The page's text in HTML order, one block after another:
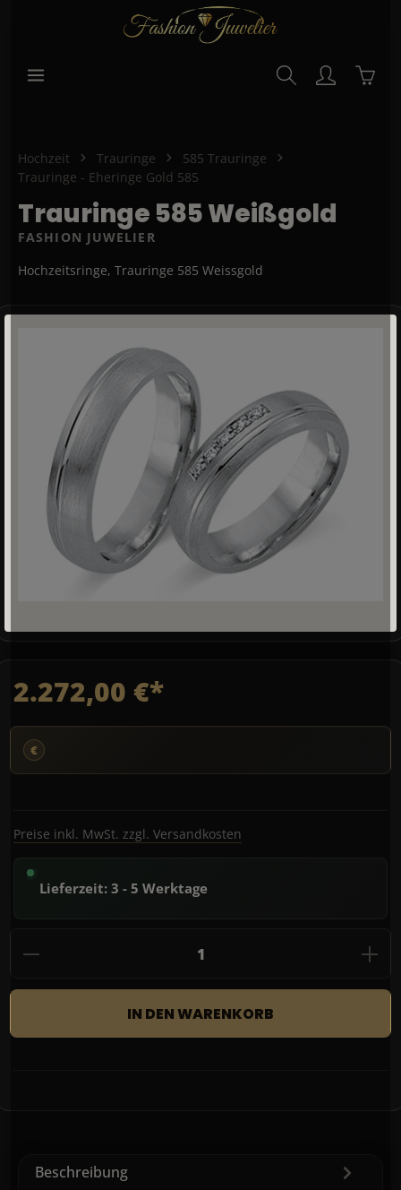
Hochzeit Trauringe
585 Trauringe
Trauringe - Eheringe Gold 585
Trauringe 585 Weißgold
FASHION JUWELIER
Hochzeitsringe, Trauringe 585 Weissgold
Bildergalerie überspringen
2.272,00 €*
Preise inkl. MwSt. zzgl. Versandkosten
Lieferzeit: 3 - 5 Werktage
Produkt Anzahl: Gib den gewünschten
IN DEN WARENKORB
Beschreibung